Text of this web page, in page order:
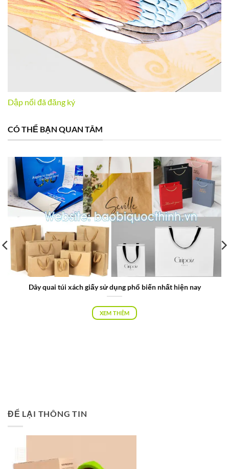
Dập nổi đã đăng ký
CÓ THỂ BẠN QUAN TÂM
Dây quai túi xách giấy sử dụng phổ biến nhất hiện nay
XEM THÊM
ĐỂ LẠI THÔNG TIN